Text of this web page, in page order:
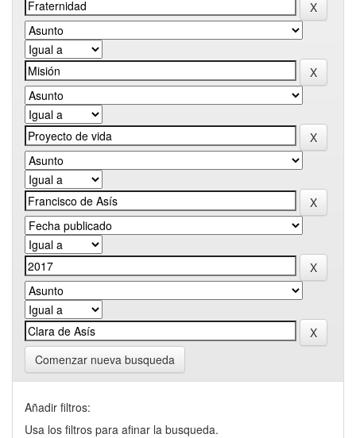
Comenzar nueva busqueda
Añadir filtros:
Usa los filtros para afinar la busqueda.